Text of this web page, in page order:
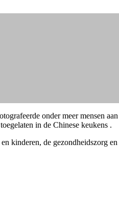
onder meer mensen
in de Chinese keukens .
kinderen, de gezondheidszorg